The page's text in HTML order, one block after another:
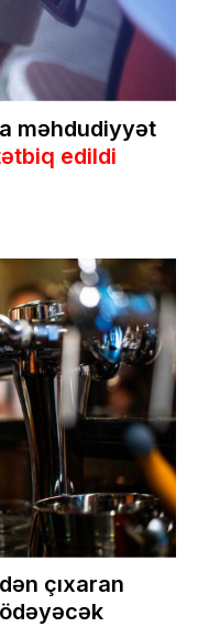
məhdudiyyət
edildi
çıxaran